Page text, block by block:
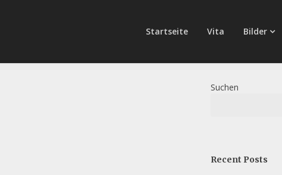
Startseite Vita Bilder
Suchen
Recent Posts